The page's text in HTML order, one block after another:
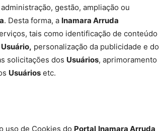
gestão, ampliação ou
. Desta forma, a Inamara Arruda
tais como identificação de conteúdo
Usuário, personalização da publicidade e do
solicitações dos Usuários, aprimoramento
Usuários etc.
uso de Cookies do Portal Inamara Arruda